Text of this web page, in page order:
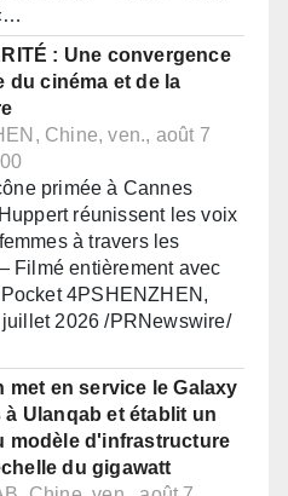
: Une convergence
du cinéma et de la
Chine, ven., août 7
primée à Cannes
réunissent les voix
à travers les
Filmé entièrement avec
Pocket 4PSHENZHEN,
2026 /PRNewswire/
met en service le Galaxy
à Ulanqab et établit un
modèle d'infrastructure
du gigawatt